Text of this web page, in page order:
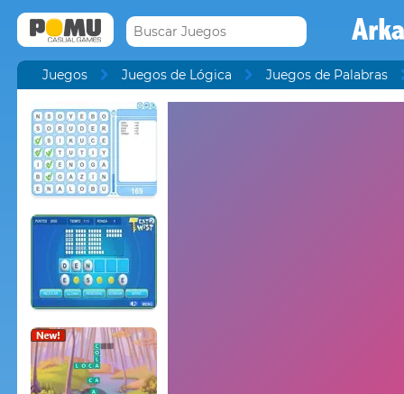
Juegos Juegos de Lógica Juegos de Palabras